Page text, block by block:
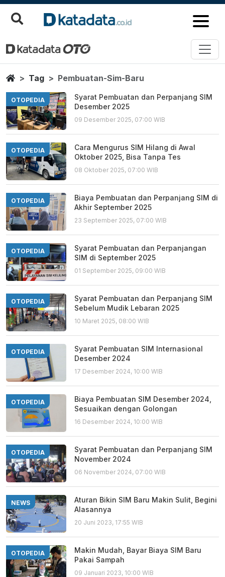
Pembuatan Sim Baru
Berita Terbaru
HomeTag Pembuatan-Sim-Baru
OTOPEDIA
Syarat Pembuatan dan Perpanjang SIM
Desember 2025
09 Desember 2025, 07:00 WIB
OTOPEDIA
Cara Mengurus SIM Hilang di Awal
Oktober 2025, Bisa Tanpa Tes
08 Oktober 2025, 07:00 WIB
OTOPEDIA
Biaya Pembuatan dan Perpanjang SIM di
Akhir September 2025
23 September 2025, 07:00 WIB
OTOPEDIA
Syarat Pembuatan dan Perpanjangan
SIM di September 2025
01 September 2025, 09:00 WIB
OTOPEDIA
Syarat Pembuatan dan Perpanjang SIM
Sebelum Mudik Lebaran 2025
10 Maret 2025, 08:00 WIB
OTOPEDIA
Syarat Pembuatan SIM Internasional
Desember 2024
17 Desember 2024, 10:00 WIB
OTOPEDIA
Biaya Pembuatan SIM Desember 2024,
Sesuaikan dengan Golongan
16 Desember 2024, 10:00 WIB
OTOPEDIA
Syarat Pembuatan dan Perpanjang SIM
November 2024
06 November 2024, 07:00 WIB
NEWS
Aturan Bikin SIM Baru Makin Sulit, Begini
Alasannya
20 Juni 2023, 17:55 WIB
OTOPEDIA
Makin Mudah, Bayar Biaya SIM Baru
Pakai Sampah
09 Januari 2023, 10:00 WIB